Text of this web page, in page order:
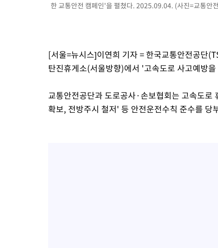
한 교통안전 캠페인'을 펼쳤다. 2025.09.04. (사진=교통안
[서울=뉴시스]이연희 기자 = 한국교통안전공단
탄진휴게소(서울방향)에서 '고속도로 사고예방
교통안전공단과 도로공사·손보협회는 고속도
확보, 전방주시 철저' 등 안전운전수칙 준수를